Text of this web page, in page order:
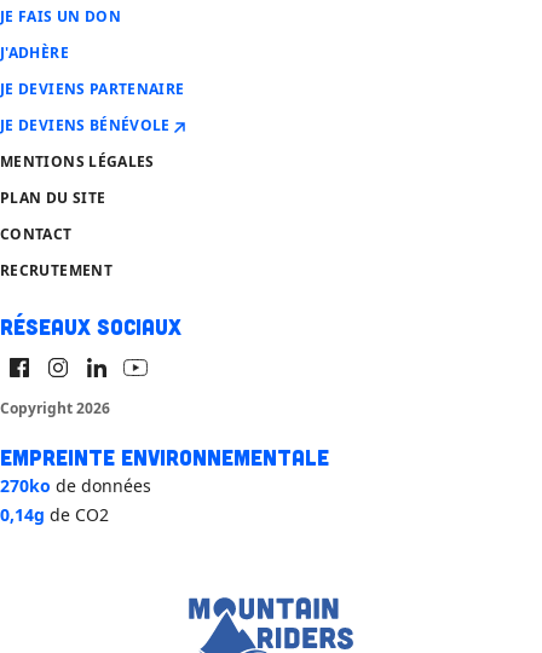
JE FAIS UN DON
J'ADHÈRE
JE DEVIENS PARTENAIRE
JE DEVIENS BÉNÉVOLE
MENTIONS LÉGALES
PLAN DU SITE
CONTACT
RECRUTEMENT
Réseaux sociaux
Copyright 2026
Empreinte environnementale
270ko de données
0,14g de CO2